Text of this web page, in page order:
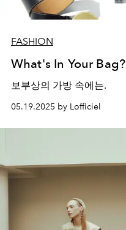
FASHION
What's In Your Bag?
보부상의 가방 속에는.
05.19.2025 by Lofficiel